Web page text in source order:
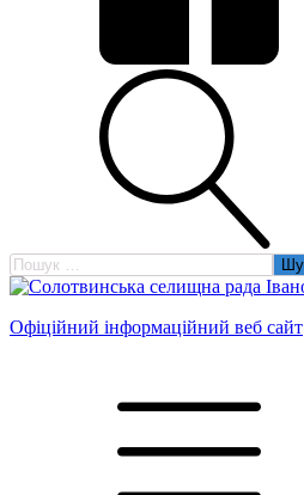
Пошук:
Офіційний інформаційний веб сайт